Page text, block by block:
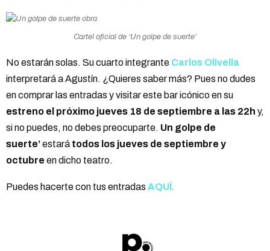
Cartel oficial de ‘Un golpe de suerte’
No estarán solas. Su cuarto integrante Carlos Olivella
interpretará a Agustín. ¿Quieres saber más? Pues no dudes
en comprar las entradas y visitar este bar icónico en su
estreno el próximo jueves 18 de septiembre a las 22h y,
si no puedes, no debes preocuparte. Un golpe de
suerte’estará todos los jueves de septiembre y
octubre en dicho teatro.
Puedes hacerte con tus entradas AQUÍ.